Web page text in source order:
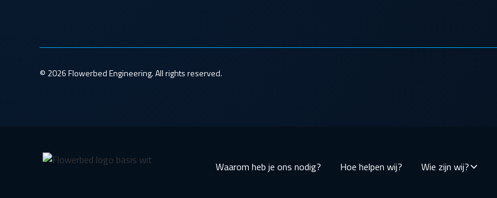
© 2026 Flowerbed Engineering. All rights reserved.
Waarom heb je ons nodig? Hoe helpen wij? Wie zijn wij?